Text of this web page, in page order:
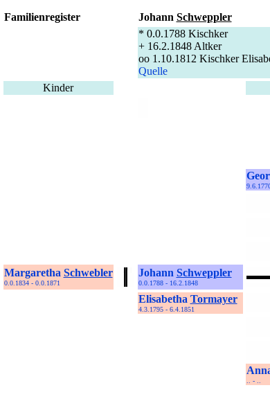
Familienregister Johann Schweppler
* 0.0.1788 Kischker
+ 16.2.1848 Altker
oo 1.10.1812 Kischker
Quelle
Kinder
Margaretha Schwebler
0.0.1834 - 0.0.1871
Johann Schweppler
0.0.1788 - 16.2.1848
Elisabetha Tormayer
4.3.1795 - 6.4.1851
.. - ..